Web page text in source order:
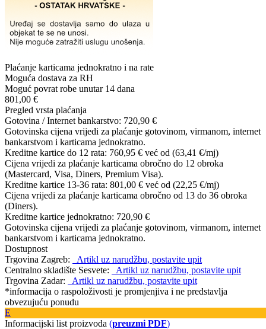
Plaćanje karticama jednokratno i na rate
Moguća dostava za RH
Moguć povrat robe unutar 14 dana
801,00 €
Pregled vrsta plaćanja
Gotovina / Internet bankarstvo: 720,90 €
Gotovinska cijena vrijedi za plaćanje gotovinom, virmanom, internet
bankarstvom i karticama jednokratno.
Kreditne kartice do 12 rata: 760,95 € već od (63,41 €/mj)
Cijena vrijedi za plaćanje karticama obročno do 12 obroka
(Mastercard, Visa, Diners, Premium Visa).
Kreditne kartice 13-36 rata: 801,00 € već od (22,25 €/mj)
Cijena vrijedi za plaćanje karticama obročno od 13 do 36 obroka
(Diners).
Kreditne kartice jednokratno: 720,90 €
Gotovinska cijena vrijedi za plaćanje gotovinom, virmanom, internet
bankarstvom i karticama jednokratno.
Dostupnost
Trgovina Zagreb:
Artikl uz narudžbu, postavite upit
Centralno skladište Sesvete:
Artikl uz narudžbu, postavite upit
Trgovina Zadar:
Artikl uz narudžbu, postavite upit
*informacija o raspoloživosti je promjenjiva i ne predstavlja
obvezujuću ponudu
E
Informacijski list proizvoda (preuzmi PDF)